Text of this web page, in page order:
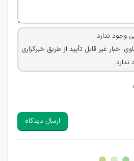
وجود ندارد.
اخبار غیر قابل تأیید از طریق خبرگزاری
وجود ندارد.
که به هر طریقی قصد مأیوس کردن
به سایر افراد (مسئول و غیر مسئول)
ملاقات حضوری چه به صورت دسته
ارسال دیدگاه